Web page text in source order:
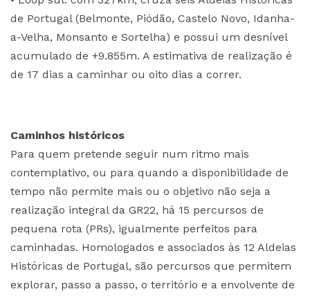
de Portugal (Belmonte, Piódão, Castelo Novo, Idanha-
a-Velha, Monsanto e Sortelha) e possui um desnível
acumulado de +9.855m. A estimativa de realização é
de 17 dias a caminhar ou oito dias a correr.
Caminhos históricos
Para quem pretende seguir num ritmo mais
contemplativo, ou para quando a disponibilidade de
tempo não permite mais ou o objetivo não seja a
realização integral da GR22, há 15 percursos de
pequena rota (PRs), igualmente perfeitos para
caminhadas. Homologados e associados às 12 Aldeias
Históricas de Portugal, são percursos que permitem
explorar, passo a passo, o território e a envolvente de